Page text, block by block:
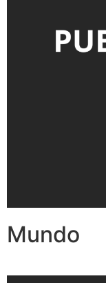
Mundo